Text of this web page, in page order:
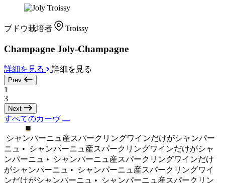
ブドウ栽培者 Troissy
Champagne Joly-Champagne
詳細を見る 詳細を見る
Prev
1
3
Next
すべてのカーヴ
シャンパーニュ産スパークリングワインだけがシャンパー
ニュ •
シャンパーニュ産スパークリングワインだけがシャ
ンパーニュ •
シャンパーニュ産スパークリングワインだけ
がシャンパーニュ •
シャンパーニュ産スパークリングワイ
ンだけがシャンパーニュ •
シャンパーニュ産スパークリン